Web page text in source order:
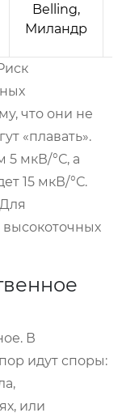
Belling,
Миландр
что они не
«плавать».
5 мкВ/°С, а
15 мкВ/°С.
В
идут споры:
или